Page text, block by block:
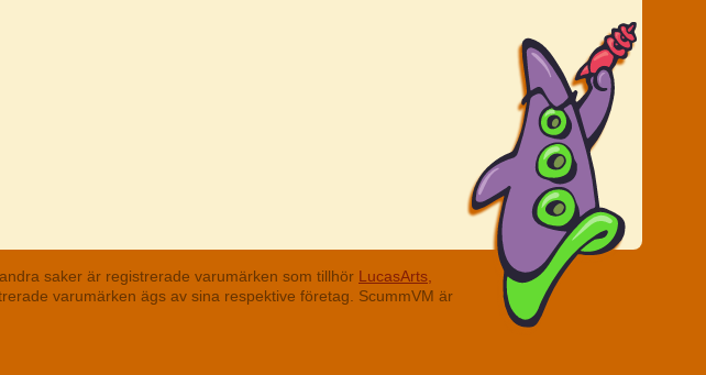
saker är registrerade varumärken som tillhör LucasArts,
varumärken ägs av sina respektive företag. ScummVM är